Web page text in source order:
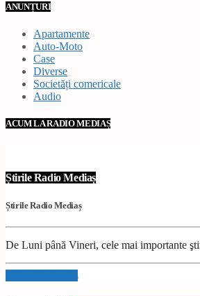
ANUNȚURI
Apartamente
Auto-Moto
Case
Diverse
Societăți comericale
Audio
ACUM LA RADIO MEDIAȘ
Știrile Radio Mediaș
Știrile Radio Mediaș
De Luni până Vineri, cele mai importante
Info and episodes